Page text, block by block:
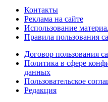
Контакты
Реклама на сайте
Использование
Правила пользования
Договор пользования
Политика в сфере
данных
Пользовательское
Редакция